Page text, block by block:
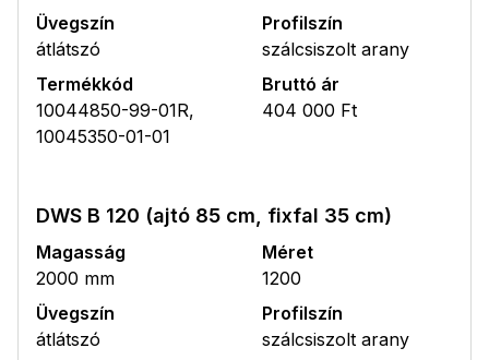
Üvegszín
átlátszó
Profilszín
szálcsiszolt arany
Termékkód
10044850-99-01R,
10045350-01-01
Bruttó ár
404 000 Ft
DWS B 120 (ajtó 85 cm, fixfal 35 cm)
Magasság
2000 mm
Méret
1200
Üvegszín
átlátszó
Profilszín
szálcsiszolt arany